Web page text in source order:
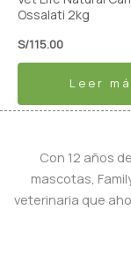
Ossalati 2kg
S/115.00
Leer
Con 12 años
mascotas,
veterinaria que